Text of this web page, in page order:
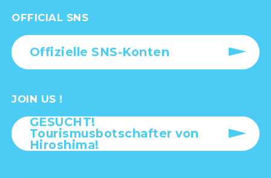
OFFICIAL SNS
Offizielle SNS-Konten
JOIN US !
GESUCHT!
Tourismusbotschafter von
Hiroshima!